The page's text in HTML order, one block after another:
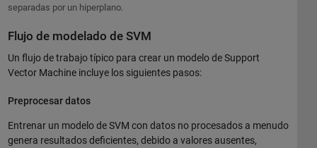
separadas por un hiperplano.
Flujo de modelado de SVM
Un flujo de trabajo típico para crear un modelo de Support
Vector Machine incluye los siguientes pasos:
Preprocesar datos
Entrenar un modelo de SVM con datos no procesados a menudo
genera resultados deficientes, debido a valores ausentes,